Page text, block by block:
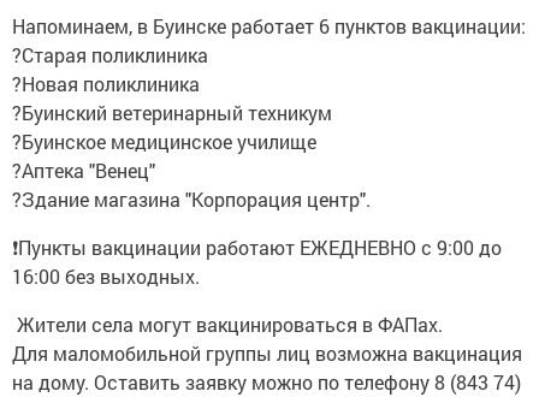
Напоминаем, в Буинске работает 6 пунктов вакцинации:
?Старая поликлиника
?Новая поликлиника
?Буинский ветеринарный техникум
?Буинское медицинское училище
?Аптека "Венец"
?Здание магазина "Корпорация центр".
❗Пункты вакцинации работают ЕЖЕДНЕВНО с 9:00 до
16:00 без выходных.
Жители села могут вакцинироваться в ФАПах.
Для маломобильной группы лиц возможна вакцинация
на дому. Оставить заявку можно по телефону 8 (843 74)